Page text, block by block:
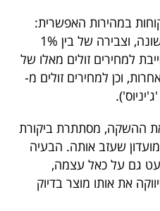
במהירות האפשרית:
פטור מדמי כרטיס בשנה הראשונה, וצבירה של בין 1%
למחירים זולים מאלו של
וכן למחירים זולים מ-
את ההשקה, מסתתרת ביקורת
שעזב אותה. הבעיה
גם על כאל עצמה,
את אותו מוצר בדיוק